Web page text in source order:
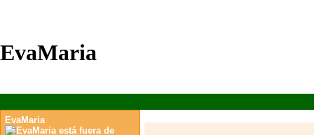
EvaMaria
EvaMaria